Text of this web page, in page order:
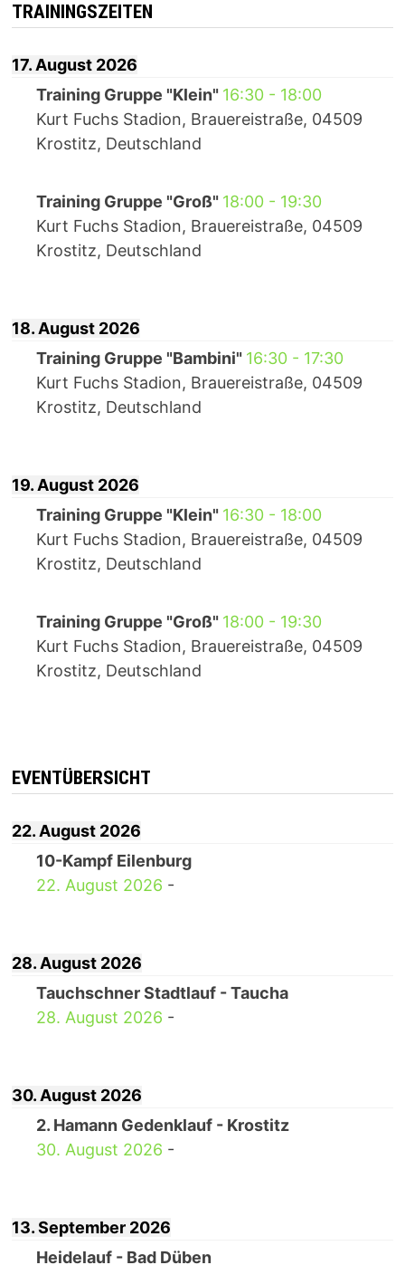
TRAININGSZEITEN
17. August 2026
Training Gruppe "Klein" 16:30- 18:00
Kurt Fuchs Stadion, Brauereistraße, 04509
Krostitz, Deutschland
Training Gruppe "Groß" 18:00- 19:30
Kurt Fuchs Stadion, Brauereistraße, 04509
Krostitz, Deutschland
18. August 2026
Training Gruppe "Bambini" 16:30- 17:30
Kurt Fuchs Stadion, Brauereistraße, 04509
Krostitz, Deutschland
19. August 2026
Training Gruppe "Klein" 16:30- 18:00
Kurt Fuchs Stadion, Brauereistraße, 04509
Krostitz, Deutschland
Training Gruppe "Groß" 18:00- 19:30
Kurt Fuchs Stadion, Brauereistraße, 04509
Krostitz, Deutschland
EVENTÜBERSICHT
22. August 2026
10-Kampf Eilenburg
22. August 2026 -
28. August 2026
Tauchschner Stadtlauf - Taucha
28. August 2026 -
30. August 2026
2. Hamann Gedenklauf - Krostitz
30. August 2026 -
13. September 2026
Heidelauf - Bad Düben